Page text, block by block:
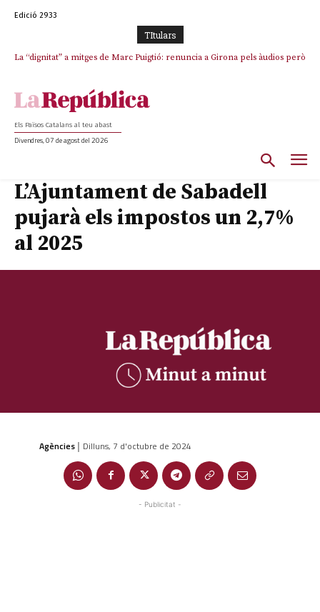
Edició 2933
TItulars
La “dignitat” a mitges de Marc Puigtió: renuncia a Girona pels àudios però
Els Països Catalans al teu abast
Divendres, 07 de agost del 2026
L’Ajuntament de Sabadell
pujarà els impostos un 2,7%
al 2025
Agències | Dilluns, 7 d'octubre de 2024
- Publicitat -